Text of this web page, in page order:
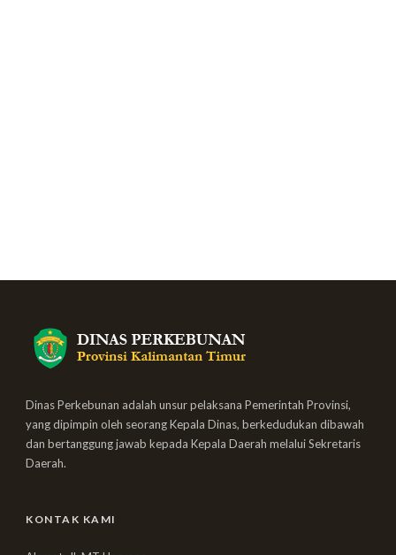
Dinas Perkebunan adalah unsur pelaksana Pemerintah Provinsi,
yang dipimpin oleh seorang Kepala Dinas, berkedudukan dibawah
dan bertanggung jawab kepada Kepala Daerah melalui Sekretaris
Daerah.
KONTAK KAMI